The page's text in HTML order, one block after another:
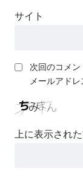
サイト
次回のコメン
メールアドレ
上に表示され